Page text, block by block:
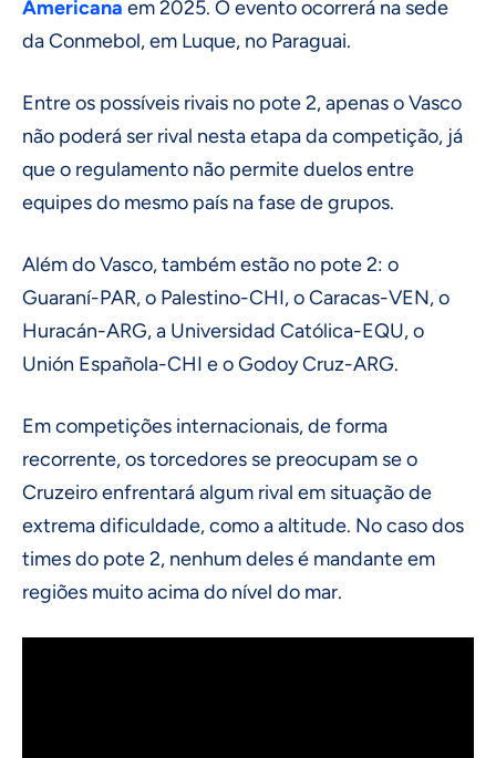
Americana em 2025. O evento ocorrerá na sede
da Conmebol, em Luque, no Paraguai.
Entre os possíveis rivais no pote 2, apenas o Vasco
não poderá ser rival nesta etapa da competição, já
que o regulamento não permite duelos entre
equipes do mesmo país na fase de grupos.
Além do Vasco, também estão no pote 2: o
Guaraní-PAR, o Palestino-CHI, o Caracas-VEN, o
Huracán-ARG, a Universidad Católica-EQU, o
Unión Española-CHI e o Godoy Cruz-ARG.
Em competições internacionais, de forma
recorrente, os torcedores se preocupam se o
Cruzeiro enfrentará algum rival em situação de
extrema dificuldade, como a altitude. No caso dos
times do pote 2, nenhum deles é mandante em
regiões muito acima do nível do mar.